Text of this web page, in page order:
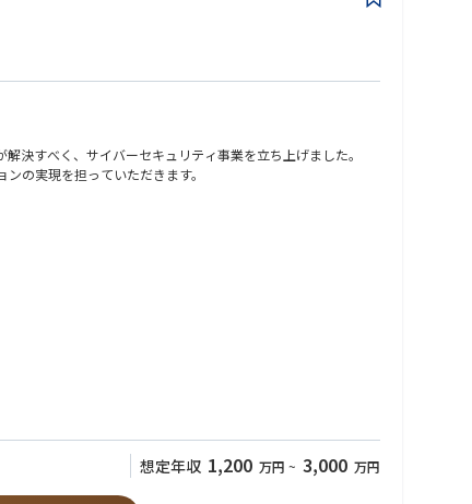
決すべく、サイバーセキュリティ事業を立ち上げました。
の実現を担っていただきます。
ウェアセキュリティ設計支援 等
検知・対応力が競争力を左右。
想定年収 1,200 万円 ~ 3,000 万円